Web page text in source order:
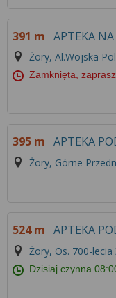
391 m APTEKA
Żory, Al.Wojska
Zamknięta,
395 m APTEKA
Żory, Górne
524 m APTEKA
Żory, Os. 700-lecia
Dzisiaj czynna
Więcej
znajdziesz w